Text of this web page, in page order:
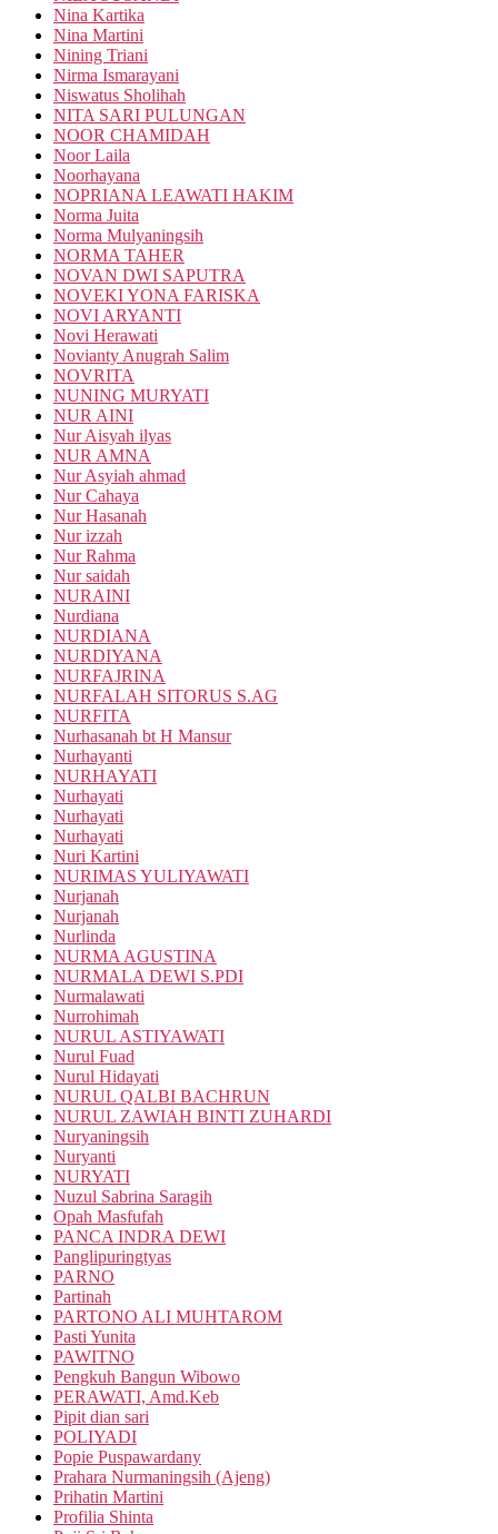
Nina Kartika
Nina Martini
Nining Triani
Nirma Ismarayani
Niswatus Sholihah
NITA SARI PULUNGAN
NOOR CHAMIDAH
Noor Laila
Noorhayana
NOPRIANA LEAWATI HAKIM
Norma Juita
Norma Mulyaningsih
NORMA TAHER
NOVAN DWI SAPUTRA
NOVEKI YONA FARISKA
NOVI ARYANTI
Novi Herawati
Novianty Anugrah Salim
NOVRITA
NUNING MURYATI
NUR AINI
Nur Aisyah ilyas
NUR AMNA
Nur Asyiah ahmad
Nur Cahaya
Nur Hasanah
Nur izzah
Nur Rahma
Nur saidah
NURAINI
Nurdiana
NURDIANA
NURDIYANA
NURFAJRINA
NURFALAH SITORUS S.AG
NURFITA
Nurhasanah bt H Mansur
Nurhayanti
NURHAYATI
Nurhayati
Nurhayati
Nurhayati
Nuri Kartini
NURIMAS YULIYAWATI
Nurjanah
Nurjanah
Nurlinda
NURMA AGUSTINA
NURMALA DEWI S.PDI
Nurmalawati
Nurrohimah
NURUL ASTIYAWATI
Nurul Fuad
Nurul Hidayati
NURUL QALBI BACHRUN
NURUL ZAWIAH BINTI ZUHARDI
Nuryaningsih
Nuryanti
NURYATI
Nuzul Sabrina Saragih
Opah Masfufah
PANCA INDRA DEWI
Panglipuringtyas
PARNO
Partinah
PARTONO ALI MUHTAROM
Pasti Yunita
PAWITNO
Pengkuh Bangun Wibowo
PERAWATI, Amd.Keb
Pipit dian sari
POLIYADI
Popie Puspawardany
Prahara Nurmaningsih (Ajeng)
Prihatin Martini
Profilia Shinta